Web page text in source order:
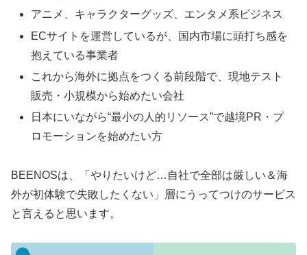
アニメ、キャラクターグッズ、エンタメ系ビジネス
ECサイトを運営しているが、国内市場に頭打ち感を
抱えている事業者
これから海外に拠点をつくる前段階で、現地テスト
販売・小規模から始めたい会社
日本にいながら“最小の人的リソース”で越境PR・プ
ロモーションを始めたい方
BEENOSは、「やりたいけど…自社で全部は厳しい＆海
外が初体験で失敗したくない」層にうってつけのサービス
と言えると思います。